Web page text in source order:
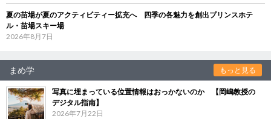
夏の苗場が夏のアクティビティー拡充へ 四季の各魅力を創出プリンスホテ
ル・苗場スキー場
2026年8月7日
まめ学 もっと見る
写真に埋まっている位置情報はおっかないのか 【岡嶋教授の
デジタル指南】
2026年7月22日